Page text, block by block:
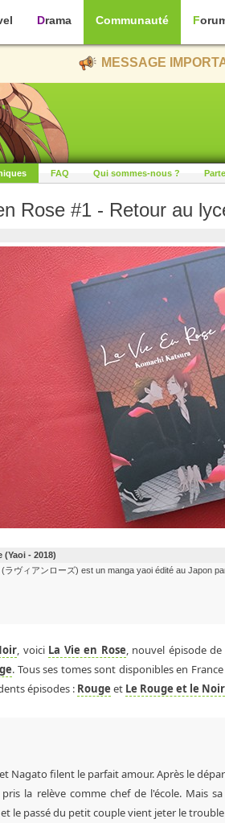
Drama Communauté
MESSAGE
FAQ Qui sommes-nous ?
Rose #1 - Retour au
(Yaoi - 2018)
(ラヴィアンローズ) est un manga yaoi édité au Japon
, voici La Vie en Rose , nouvel épisode
. Tous ses tomes sont disponibles en
épisodes : Rouge et Le Rouge et le Noir
et Nagato filent le parfait amour. Après le
la relève comme chef de l'école. Mais
le passé du petit couple vient jeter le